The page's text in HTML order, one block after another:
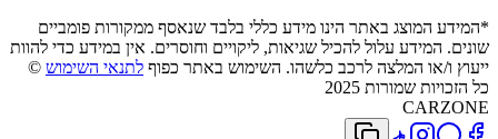
*המידע המוצג באתר הינו מידע כללי בלבד שנאסף ממקורות פומביים
שונים. המידע עלול להכיל שגיאות, ליקויים וחוסרים. אין במידע כדי להוות
ייעוץ ו/או המלצה לרכב כלשהו. השימוש באתר כפוף לתנאי השימוש ©
כל הזכויות שמורות 2025
CARZONE